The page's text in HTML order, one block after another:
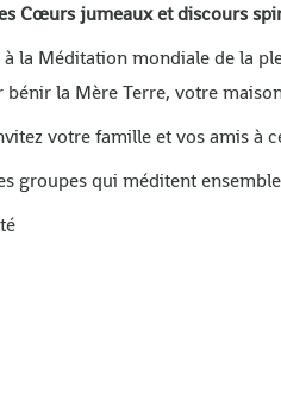
Cœurs jumeaux et discours
à la Méditation mondiale de la
bénir la Mère Terre, votre
votre famille et vos amis à
groupes qui méditent